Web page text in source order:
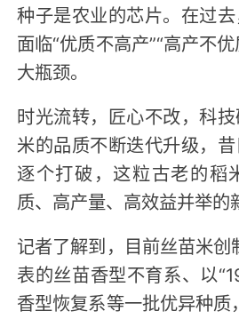
种子是农业的芯片。在过
面临“优质不高产”“高产不
大瓶颈。
时光流转，匠心不改，科
米的品质不断迭代升级，
逐个打破，这粒古老的稻
质、高产量、高效益并举的
记者了解到，目前丝苗米创
表的丝苗香型不育系、以
香型恢复系等一批优异种质